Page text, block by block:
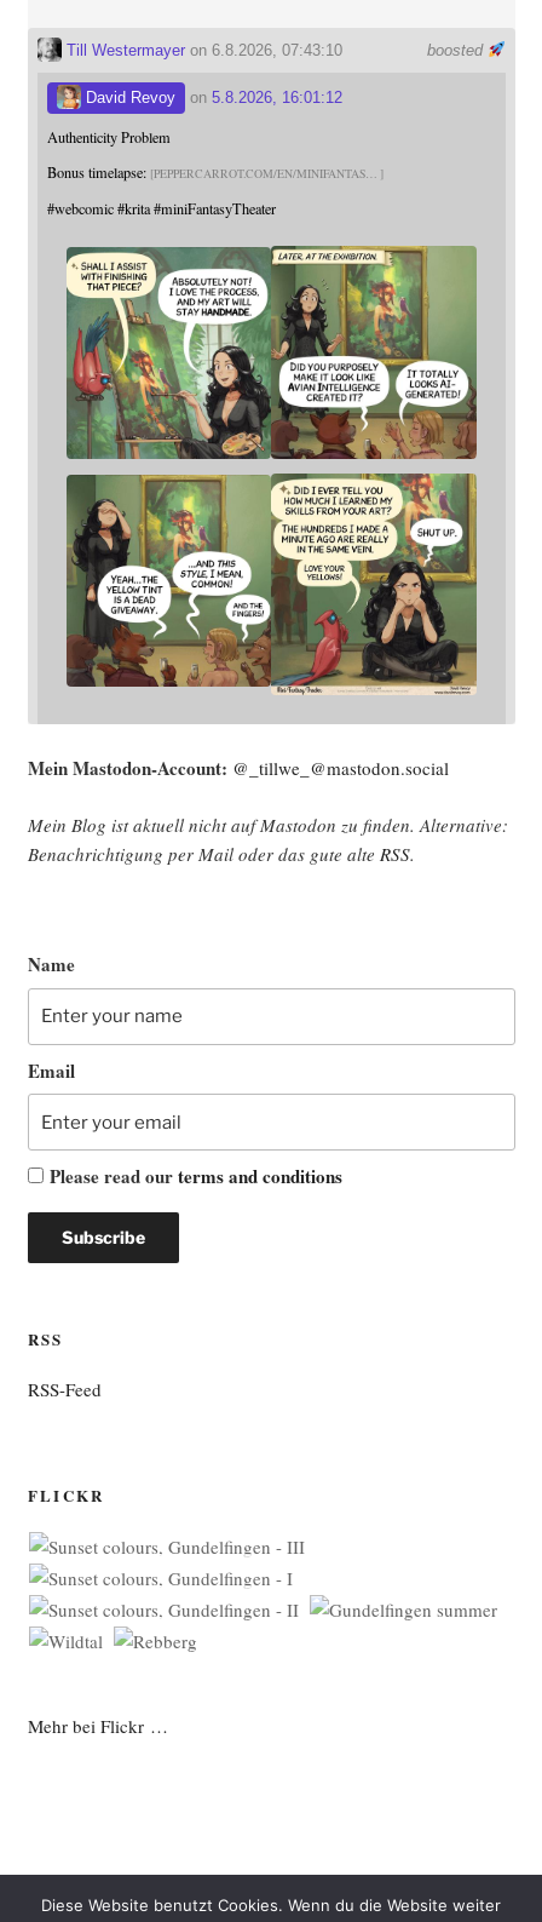
boosted
Till Westermayeron 6.8.2026, 07:43:10
David Revoy on 5.8.2026, 16:01:12
Authenticity Problem
Bonus timelapse: PEPPERCARROT.COM/EN/MINIFANTAS
#webcomic #krita #miniFantasyTheater
Mein Mast­o­don-Account: @_tillwe_@mastodon.social
Mein Blog ist aktu­ell nicht auf Mast­o­don zu fin­den. Alter­na­ti­ve:
Benach­rich­ti­gung per Mail oder das gute alte RSS.
Name
Email
Please read ourterms and conditions
RSS
RSS-Feed
FLICKR
Mehr bei Flickr …
Diese Website benutzt Cookies. Wenn du die Website weiter